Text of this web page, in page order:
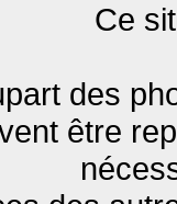
Ce
des
être